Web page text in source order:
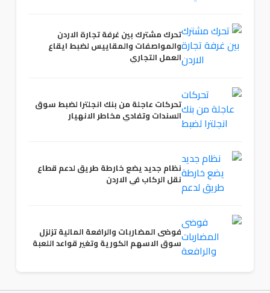
تحرك مشترك بين غرفة تجارة الاردن
والمواصفات والمقاييس لضبط ايقاع
العمل التجاري
تحركات عاجلة من بنك انجلترا لضبط سوق
السندات وتفادي مخاطر الانهيار
نظام جديد يضع خارطة طريق لدعم قطاع
نقل الركاب في الاردن
فوضى المضاربات والرافعة المالية تزلزل
سوق الاسهم الكورية وتغير قواعد اللعبة